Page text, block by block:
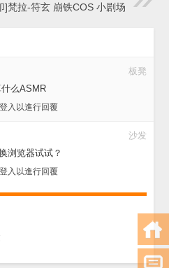
]梵拉-符玄 崩铁COS 小剧场
板凳
么ASMR
登入以進行回覆
沙发
浏览器试试？
登入以進行回覆